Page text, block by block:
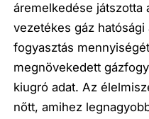
áremelkedése játszotta
vezetékes gáz hatósági
fogyasztás
megnövekedett
kiugró adat. Az
nőtt, amihez